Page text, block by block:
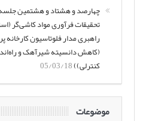
چهارصد و هشتاد و هشتمین
تحقیقات فرآوری مواد کاشی‌گر
راهبری مدار فلوتاسیون کارخانه
(کاهش دانسیته شیرآهک و
کنترلی))05/03/18
موضوعات